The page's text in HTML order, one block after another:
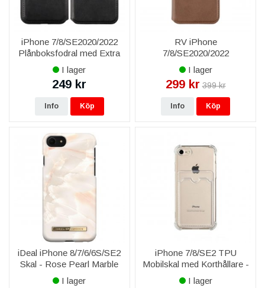
iPhone 7/8/SE2020/2022
Plånboksfodral med Extra
Kortfack - Svart
I lager
249 kr
Info Köp
RV iPhone
7/8/SE2020/2022
Plånboksfodral i Äkta Läder
- Brun
I lager
299 kr 399 kr
Info Köp
iDeal iPhone 8/7/6/6S/SE2
Skal - Rose Pearl Marble
I lager
iPhone 7/8/SE2 TPU
Mobilskal med Korthållare -
Transparent
I lager